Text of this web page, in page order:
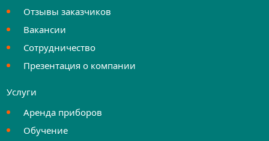
Отзывы заказчиков
Вакансии
Сотрудничество
Презентация о компании
Услуги
Аренда приборов
Обучение